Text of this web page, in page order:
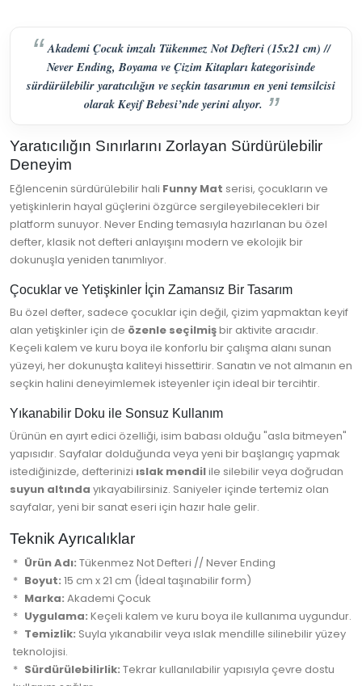
Akademi Çocuk imzalı Tükenmez Not Defteri (15x21 cm) //
Never Ending, Boyama ve Çizim Kitapları kategorisinde
sürdürülebilir yaratıcılığın ve seçkin tasarımın en yeni temsilcisi
olarak Keyif Bebesi’nde yerini alıyor.
Yaratıcılığın Sınırlarını Zorlayan Sürdürülebilir
Deneyim
Eğlencenin sürdürülebilir hali Funny Mat serisi, çocukların ve
yetişkinlerin hayal güçlerini özgürce sergileyebilecekleri bir
platform sunuyor. Never Ending temasıyla hazırlanan bu özel
defter, klasik not defteri anlayışını modern ve ekolojik bir
dokunuşla yeniden tanımlıyor.
Çocuklar ve Yetişkinler İçin Zamansız Bir Tasarım
Bu özel defter, sadece çocuklar için değil, çizim yapmaktan keyif
alan yetişkinler için de özenle seçilmişbir aktivite aracıdır.
Keçeli kalem ve kuru boya ile konforlu bir çalışma alanı sunan
yüzeyi, her dokunuşta kaliteyi hissettirir. Sanatın ve not almanın en
seçkin halini deneyimlemek isteyenler için ideal bir tercihtir.
Yıkanabilir Doku ile Sonsuz Kullanım
Ürünün en ayırt edici özelliği, isim babası olduğu "asla bitmeyen"
yapısıdır. Sayfalar dolduğunda veya yeni bir başlangıç yapmak
istediğinizde, defterinizi ıslak mendilile silebilir veya doğrudan
suyun altında yıkayabilirsiniz. Saniyeler içinde tertemiz olan
sayfalar, yeni bir sanat eseri için hazır hale gelir.
Teknik Ayrıcalıklar
Ürün Adı: Tükenmez Not Defteri // Never Ending
Boyut: 15 cm x 21 cm (İdeal taşınabilir form)
Marka: Akademi Çocuk
Uygulama: Keçeli kalem ve kuru boya ile kullanıma uygundur.
Temizlik: Suyla yıkanabilir veya ıslak mendille silinebilir yüzey
teknolojisi.
Sürdürülebilirlik: Tekrar kullanılabilir yapısıyla çevre dostu